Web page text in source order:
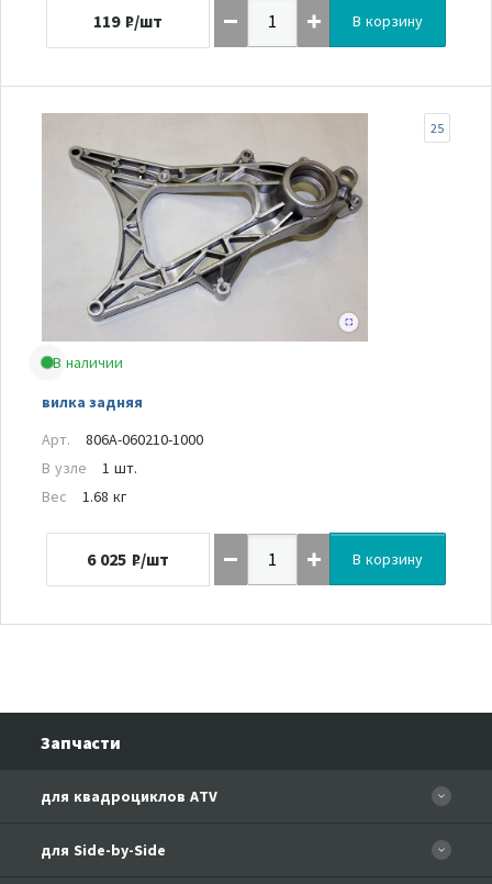
119 ₽/шт В корзину
В наличии
вилка задняя
25
Арт.
806A-060210-1000
В узле
1 шт.
Вес
1.68 кг
6 025 ₽/шт В корзину
Запчасти
для квадроциклов ATV
CFORCE 110 EFI
для Side-by-Side